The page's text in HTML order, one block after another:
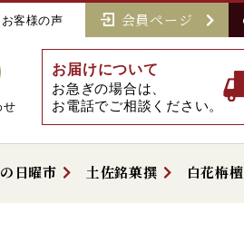
お客様の声 会員ページ
せ
お届けについて
お急ぎの場合は、
お電話でご相談ください。
日曜市 土佐銘菓撰 白花栴檀